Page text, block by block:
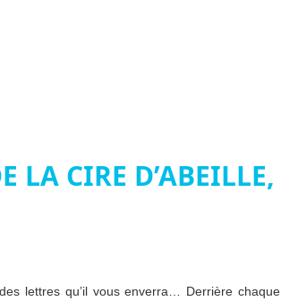
LA CIRE D’ABEILLE,
lettres qu’il vous enverra… Derrière chaque